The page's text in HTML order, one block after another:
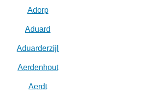
Adorp
Aduard
Aduarderzijl
Aerdenhout
Aerdt